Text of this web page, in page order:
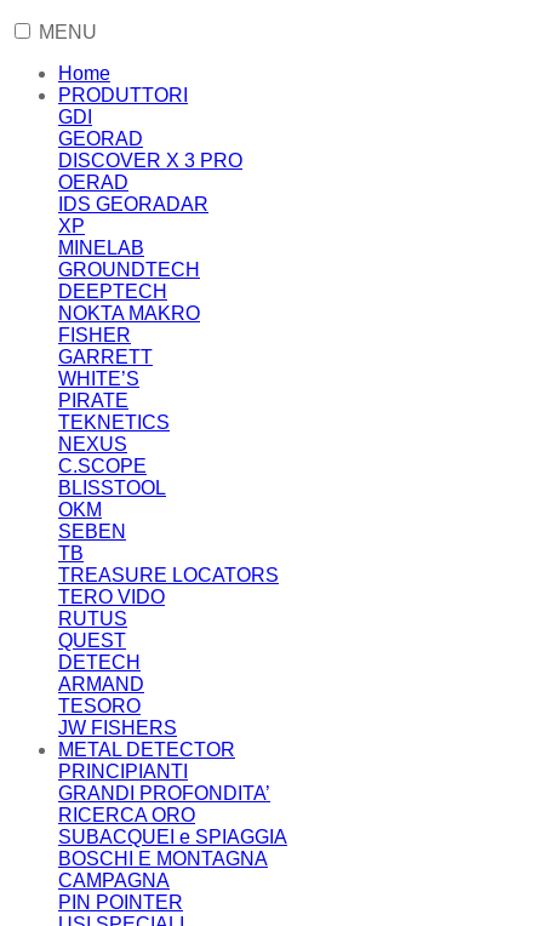
MENU
Home
PRODUTTORI
GDI
GEORAD
DISCOVER X 3 PRO
OERAD
IDS GEORADAR
XP
MINELAB
GROUNDTECH
DEEPTECH
NOKTA MAKRO
FISHER
GARRETT
WHITE’S
PIRATE
TEKNETICS
NEXUS
C.SCOPE
BLISSTOOL
OKM
SEBEN
TB
TREASURE LOCATORS
TERO VIDO
RUTUS
QUEST
DETECH
ARMAND
TESORO
JW FISHERS
METAL DETECTOR
PRINCIPIANTI
GRANDI PROFONDITA’
RICERCA ORO
SUBACQUEI e SPIAGGIA
BOSCHI E MONTAGNA
CAMPAGNA
PIN POINTER